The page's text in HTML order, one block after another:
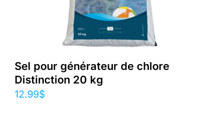
Sel pour générateur de chlore
Distinction 20 kg
12.99$